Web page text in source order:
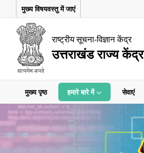
मुख्य विषयवस्तु में जाएं
राष्ट्रीय सूचना-विज्ञान केंद्र
उत्तराखंड राज्य केंद्र
मुख्य पृष्ठ हमारे बारे में सेवाएं